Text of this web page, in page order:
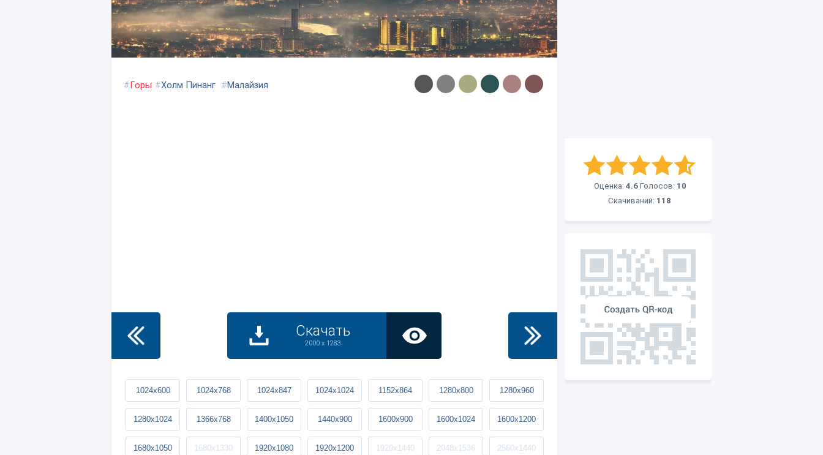
Оценка: 4.6 Голосов: 10
Скачиваний: 118
#Горы #Холм Пинанг #Малайзия
Скачать
2000 x 1283
1024x600 1024x768 1024x847 1024x1024 1152x864 1280x800 1280x960
1280x1024 1366x768 1400x1050 1440x900 1600x900 1600x1024 1600x1200
1680x1050 1680x1330 1920x1080 1920x1200 1920x1440 2048x1536 2560x1440